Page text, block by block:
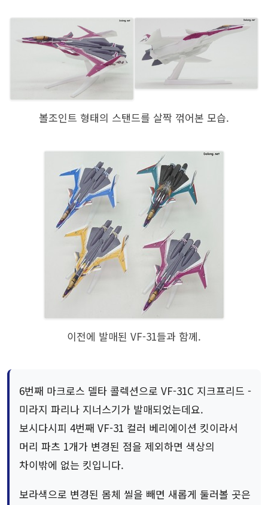
볼조인트 형태의 스탠드를 살짝 꺾어본 모습.
이전에 발매된 VF-31들과 함께.
6번째 마크로스 델타 콜렉션으로 VF-31C 지크프리드 -
미라지 파리나 지너스기가 발매되었는데요.
보시다시피 4번째 VF-31 컬러 베리에이션 킷이라서
머리 파츠 1개가 변경된 점을 제외하면 색상의
차이밖에 없는 킷입니다.
보라색으로 변경된 몸체 씰을 빼면 새롭게 둘러볼 곳은